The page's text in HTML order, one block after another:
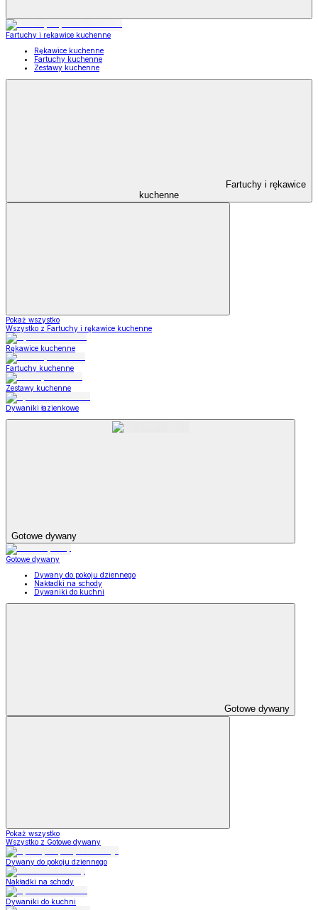
Fartuchy i rękawice kuchenne
Rękawice kuchenne
Fartuchy kuchenne
Zestawy kuchenne
Fartuchy i rękawice
kuchenne
Pokaż wszystko
Wszystko z Fartuchy i rękawice kuchenne
Rękawice kuchenne
Fartuchy kuchenne
Zestawy kuchenne
Dywaniki łazienkowe
Gotowe dywany
Gotowe dywany
Dywany do pokoju dziennego
Nakładki na schody
Dywaniki do kuchni
Gotowe dywany
Pokaż wszystko
Wszystko z Gotowe dywany
Dywany do pokoju dziennego
Nakładki na schody
Dywaniki do kuchni